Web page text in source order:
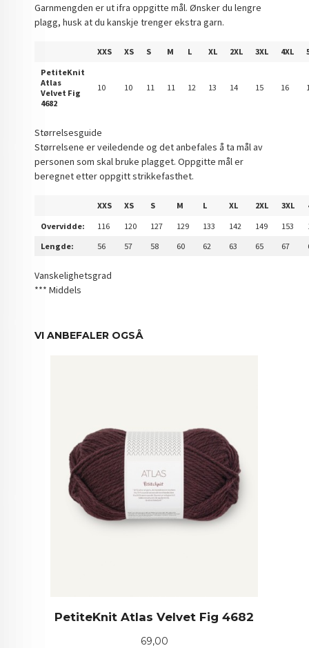
Garnmengden er ut ifra oppgitte mål. Ønsker du lengre
plagg, husk at du kanskje trenger ekstra garn.
XXS XS S M L XL 2XL 3XL 4XL
PetiteKnit
Atlas
Velvet Fig
4682
10 10 11 11 12 13 14 15 16
Størrelsesguide
Størrelsene er veiledende og det anbefales å ta mål av
personen som skal bruke plagget. Oppgitte mål er
beregnet etter oppgitt strikkefasthet.
XXS XS S M L XL 2XL 3XL
Overvidde:
116 120 127 129 133 142 149 153
Lengde:
56 57 58 60 62 63 65 67
Vanskelighetsgrad
*** Middels
VI ANBEFALER OGSÅ
PetiteKnit Atlas Velvet Fig 4682
Pris
69,00